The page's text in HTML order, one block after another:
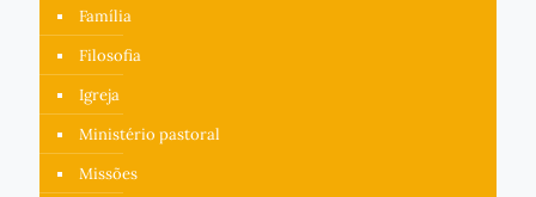
Família
Filosofia
Igreja
Ministério pastoral
Missões